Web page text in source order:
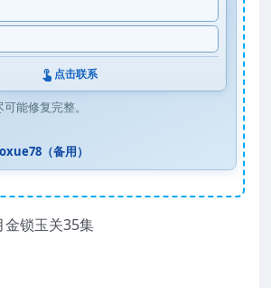
点击联系
能修复完整。
（备用）
金锁玉关35集